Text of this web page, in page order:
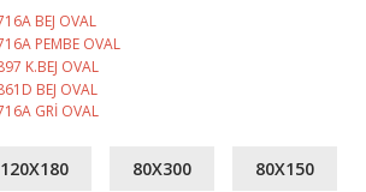
120X180 80X300 80X150